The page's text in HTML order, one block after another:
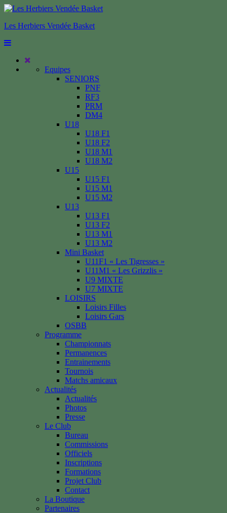
Les Herbiers Vendée Basket
Equipes
SENIORS
PNF
RF3
PRM
DM4
U18
U18 F1
U18 F2
U18 M1
U18 M2
U15
U15 F1
U15 M1
U15 M2
U13
U13 F1
U13 F2
U13 M1
U13 M2
Mini Basket
U11F1 « Les Tigresses »
U11M1 « Les Grizzlis »
U9 MIXTE
U7 MIXTE
LOISIRS
Loisirs Filles
Loisirs Gars
OSBB
Programme
Championnats
Permanences
Entrainements
Tournois
Matchs amicaux
Actualités
Actualités
Photos
Presse
Le Club
Bureau
Commissions
Officiels
Inscriptions
Formations
Projet Club
Contact
La Boutique
Partenaires